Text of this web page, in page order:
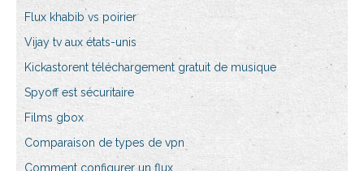
Flux khabib vs poirier
Vijay tv aux états-unis
Kickastorent téléchargement gratuit de musique
Spyoff est sécuritaire
Films gbox
Comparaison de types de vpn
Comment configurer un flux